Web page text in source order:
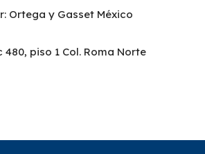
Ortega y Gasset México
480, piso 1 Col. Roma Norte